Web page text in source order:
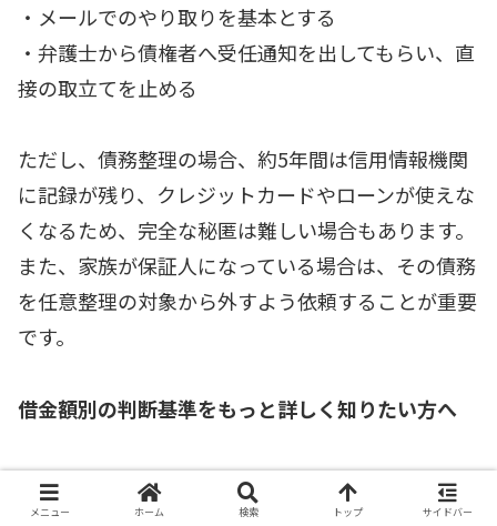
・メールでのやり取りを基本とする
・弁護士から債権者へ受任通知を出してもらい、直
接の取立てを止める
ただし、債務整理の場合、約5年間は信用情報機関
に記録が残り、クレジットカードやローンが使えな
くなるため、完全な秘匿は難しい場合もあります。
また、家族が保証人になっている場合は、その債務
を任意整理の対象から外すよう依頼することが重要
です。
借金額別の判断基準をもっと詳しく知りたい方へ
自己破産すべきかどうかは、借金額や収入状況によ
って変わってきます。こちらの記事で、借金額別の
メニュー ホーム 検索 トップ サイドバー